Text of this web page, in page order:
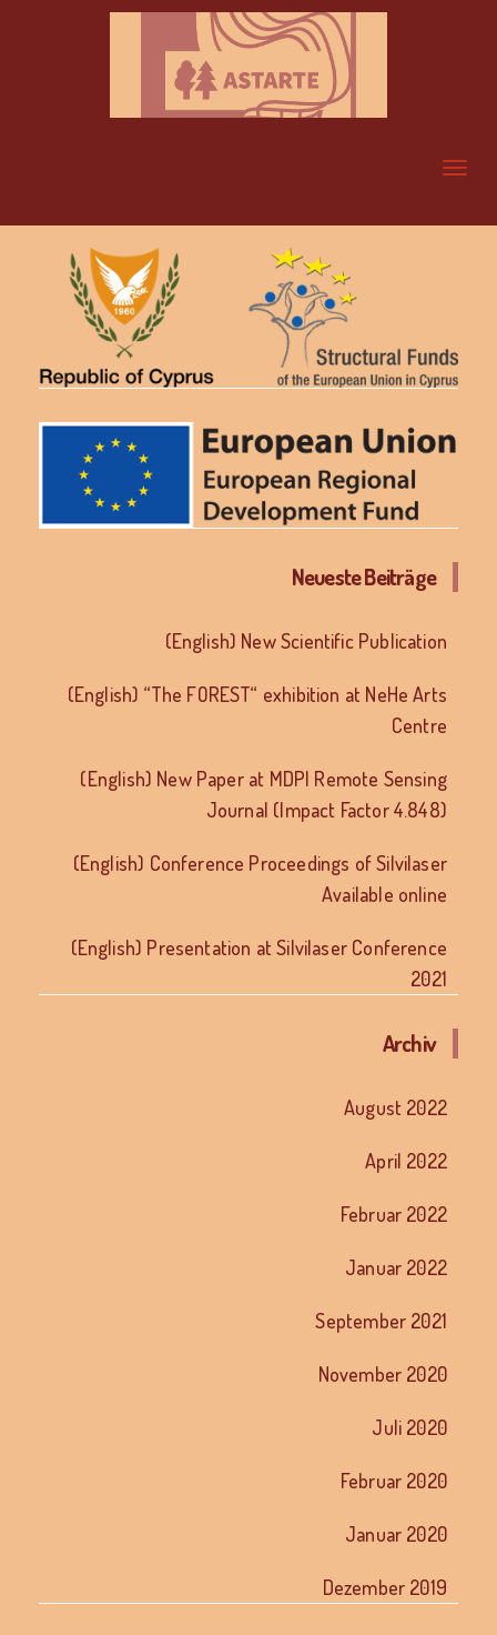
Neueste Beiträge
(English) New Scientific Publication
(English) “The FOREST“ exhibition at NeHe Arts
Centre
(English) New Paper at MDPI Remote Sensing
Journal (Impact Factor 4.848)
(English) Conference Proceedings of Silvilaser
Available online
(English) Presentation at Silvilaser Conference
2021
Archiv
August 2022
April 2022
Februar 2022
Januar 2022
September 2021
November 2020
Juli 2020
Februar 2020
Januar 2020
Dezember 2019